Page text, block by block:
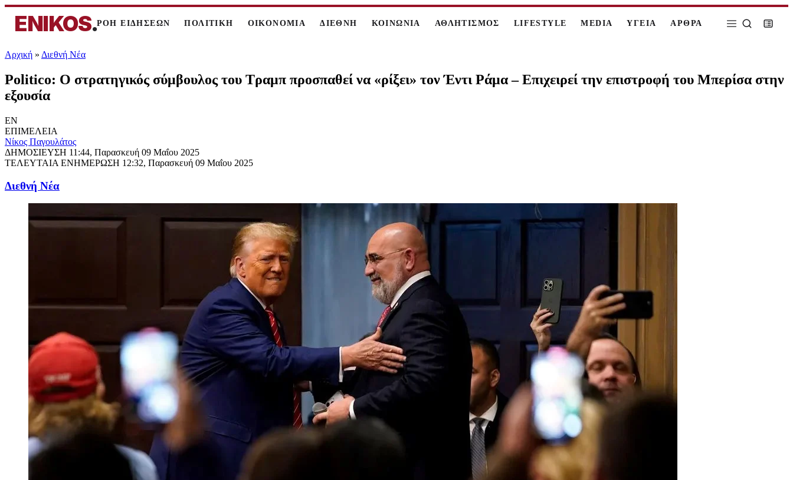
ENIKOS.ΡΟΗ ΕΙΔΗΣΕΩΝ ΠΟΛΙΤΙΚΗ ΟΙΚΟΝΟΜΙΑ ΔΙΕΘΝΗ ΚΟΙΝΩΝΙΑ ΑΘΛΗΤΙΣΜΟΣ LIFESTYLE MEDIA ΥΓΕΙΑ ΑΡΘΡΑ
Αρχική » Διεθνή Νέα
Politico: Ο στρατηγικός σύμβουλος του Τραμπ προσπαθεί να «ρίξει» τον Έντι Ράμα – Επιχειρεί την επιστροφή του Μπερίσα στην
εξουσία
EN
ΕΠΙΜΕΛΕΙΑ
Νίκος Παγουλάτος
ΔΗΜΟΣΙΕΥΣΗ 11:44, Παρασκευή 09 Μαΐου 2025
ΤΕΛΕΥΤΑΙΑ ΕΝΗΜΕΡΩΣΗ 12:32, Παρασκευή 09 Μαΐου 2025
Διεθνή Νέα